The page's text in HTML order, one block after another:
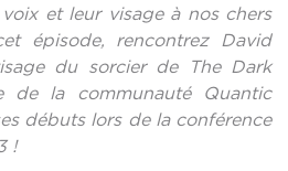
et leur visage à nos chers
épisode, rencontrez David
du sorcier de The Dark
de la communauté Quantic
débuts lors de la conférence
!